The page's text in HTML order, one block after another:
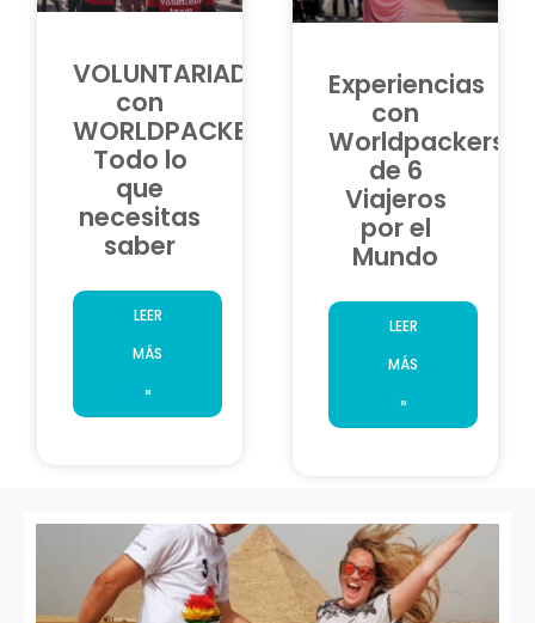
VOLUNTARIADO
con
WORLDPACKERS:
Todo lo
que
necesitas
saber
LEER
MÁS
»
Experiencias
con
Worldpackers
de 6
Viajeros
por el
Mundo
LEER
MÁS
»